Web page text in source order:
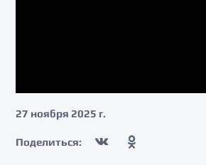
27 ноября 2025 г.
Поделиться: